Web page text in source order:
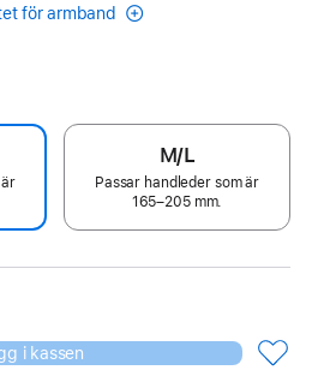
för armband
är
M/L
Passar handleder som är
165–205 mm.
i kassen